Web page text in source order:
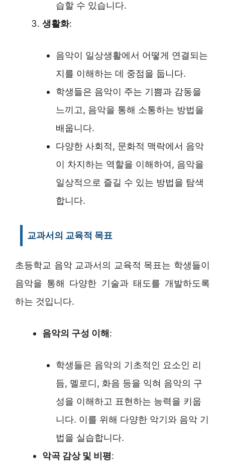
습할 수 있습니다.
생활화:
음악이 일상생활에서 어떻게 연결되는
지를 이해하는 데 중점을 둡니다.
학생들은 음악이 주는 기쁨과 감동을
느끼고, 음악을 통해 소통하는 방법을
배웁니다.
다양한 사회적, 문화적 맥락에서 음악
이 차지하는 역할을 이해하여, 음악을
일상적으로 즐길 수 있는 방법을 탐색
합니다.
교과서의 교육적 목표
초등학교 음악 교과서의 교육적 목표는 학생들이
음악을 통해 다양한 기술과 태도를 개발하도록
하는 것입니다.
음악의 구성 이해:
학생들은 음악의 기초적인 요소인 리
듬, 멜로디, 화음 등을 익혀 음악의 구
성을 이해하고 표현하는 능력을 키웁
니다. 이를 위해 다양한 악기와 음악 기
법을 실습합니다.
악곡 감상 및 비평: